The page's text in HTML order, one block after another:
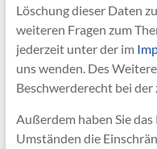
Löschung dieser Daten
weiteren Fragen zum
jederzeit unter der im
uns wenden. Des
Beschwerderecht bei
Außerdem haben Sie
Umständen die